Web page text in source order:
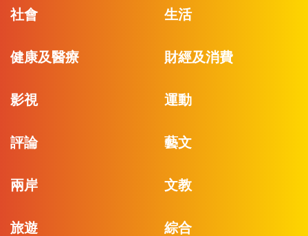
社會 生活
健康及醫療 財經及消費
影視 運動
評論 藝文
兩岸 文教
旅遊 綜合